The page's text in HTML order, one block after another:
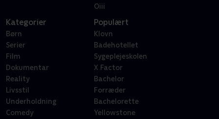
Oiii
Kategorier
Børn
Serier
Film
Dokumentar
Reality
Livsstil
Underholdning
Comedy
Populært
Klovn
Badehotellet
Sygeplejeskolen
X Factor
Bachelor
Forræder
Bachelorette
Yellowstone